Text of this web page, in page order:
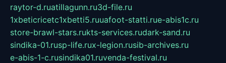
raytor-d.ruatillagunn.ru3d-file.ru
1xbeticricetc1xbetti5.ruuafoot-statti.rue-abis1c.ru
store-brawl-stars.rukts-services.rudark-sand.ru
sindika-01.rusp-life.rux-legion.rusib-archives.ru
e-abis-1-c.rusindika01.ruvenda-festival.ru